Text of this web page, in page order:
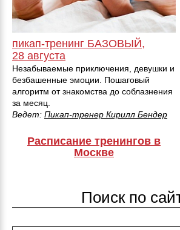
пикап-тренинг БАЗОВЫЙ,
28 августа
Незабываемые приключения, девушки и
безбашенные эмоции. Пошаговый
алгоритм от знакомства до соблазнения
за месяц.
Ведет: Пикап-тренер Кирилл Бендер
Расписание тренингов в
Москве
Поиск по